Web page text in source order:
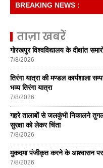
BREAKING NEWS :
ताज़ा खबरें
गोरखपुर विश्वविद्यालय के दीक्षांत
7/8/2026
तिरंगा यात्रा की मण्डल कार्यशाला
भव्य तिरंगा यात्रा
7/8/2026
गहरे तालाबों से जलकुंभी निकालने
सुरक्षा को लेकर चिंता
7/8/2026
मुकदमा पंजीकृत करने के आश्वासन
7/8/2026